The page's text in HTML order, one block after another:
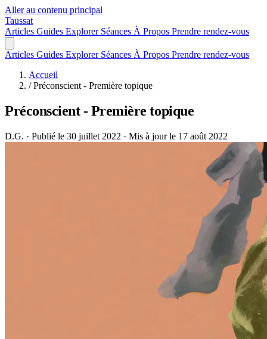
Aller au contenu principal
Taussat
Articles Guides Explorer Séances À Propos Prendre rendez-vous
Articles Guides Explorer Séances À Propos Prendre rendez-vous
Accueil
/ Préconscient - Première topique
Préconscient - Première topique
D.G. · Publié le 30 juillet 2022 · Mis à jour le 17 août 2022